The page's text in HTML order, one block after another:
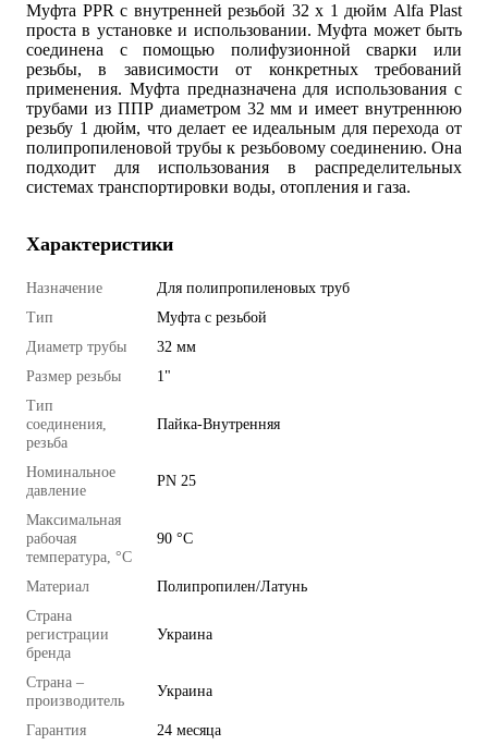
Муфта PPR с внутренней резьбой 32 x 1 дюйм Alfa Plast
проста в установке и использовании. Муфта может быть
соединена с помощью полифузионной сварки или
резьбы, в зависимости от конкретных требований
применения. Муфта предназначена для использования с
трубами из ППР диаметром 32 мм и имеет внутреннюю
резьбу 1 дюйм, что делает ее идеальным для перехода от
полипропиленовой трубы к резьбовому соединению. Она
подходит для использования в распределительных
системах транспортировки воды, отопления и газа.
Характеристики
Назначение
Для полипропиленовых труб
Тип
Муфта с резьбой
Диаметр трубы
32 мм
Размер резьбы
1"
Тип
соединения,
резьба
Пайка-Внутренняя
Номинальное
давление
PN 25
Максимальная
рабочая
температура, °C
90 °C
Материал
Полипропилен/Латунь
Страна
регистрации
бренда
Украина
Страна –
производитель
Украина
Гарантия 24 месяца